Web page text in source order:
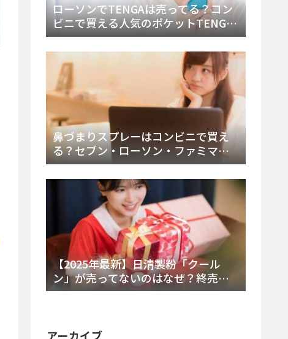
ローソンでTENGAは売ってる？コン
ビニで買える人気のポケットTENGA
とエッグの取り扱い店舗と陳列場所
を徹底解説！
鼻づまりスプレーはコンビニで買え
る？セブン・ローソン・ファミマの
販売時間と主要製品を徹底解説
【2025年最新】日清製粉「クール
ン」が売ってないのはなぜ？終売の
真相とレアチーズケーキ代替品・再
アーカイブ